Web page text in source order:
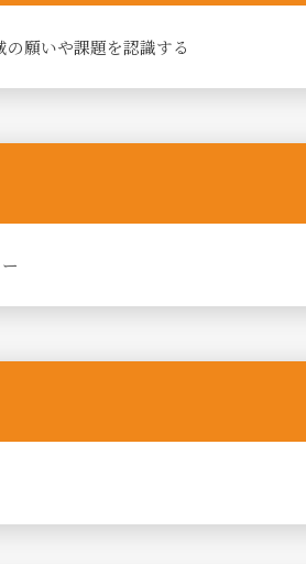
願いや課題を認識する